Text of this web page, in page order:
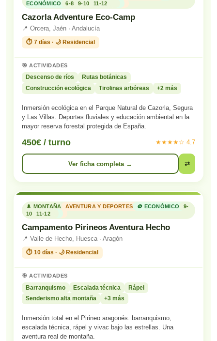
ECONÓMICO
6-8 9-10 11-12
Cazorla Adventure Eco-Camp
📍 Orcera, Jaén · Andalucía
⏱️ 7 días · 🌙 Residencial
🎯 ACTIVIDADES
Descenso de ríos
Rutas botánicas
Construcción ecológica
Tirolinas arbóreas +2 más
Inmersión ecológica en el Parque Natural de Cazorla, Segura
y Las Villas. Deportes fluviales y educación ambiental en la
mayor reserva forestal protegida de España.
450€ / turno ★★★★☆ 4.7
Ver ficha completa → ⇄
🌲 MONTAÑA AVENTURA Y DEPORTES 🪙 ECONÓMICO
9-
10
11-12
Campamento Pirineos Aventura Hecho
📍 Valle de Hecho, Huesca · Aragón
⏱️ 10 días · 🌙 Residencial
🎯 ACTIVIDADES
Barranquismo Escalada técnica
Rápel
Senderismo alta montaña
+3 más
Inmersión total en el Pirineo aragonés: barranquismo,
escalada técnica, rápel y vivac bajo las estrellas. Una
aventura real de montaña.